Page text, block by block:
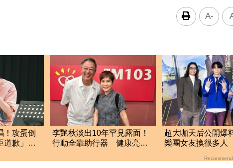
A-
！攻蛋倒
道歉」真
李艷秋淡出10年罕見露面！
行動全靠助行器 健康亮紅
超大咖天后公開爆
樂團女友換很多